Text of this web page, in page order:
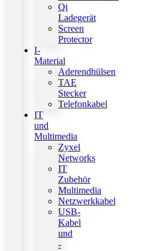
Qi
Ladegerät
Screen
Protector
I-
Material
Aderendhülsen
TAE
Stecker
Telefonkabel
IT
und
Multimedia
Zyxel
Networks
IT
Zubehör
Multimedia
Netzwerkkabel
USB-
Kabel
und
-